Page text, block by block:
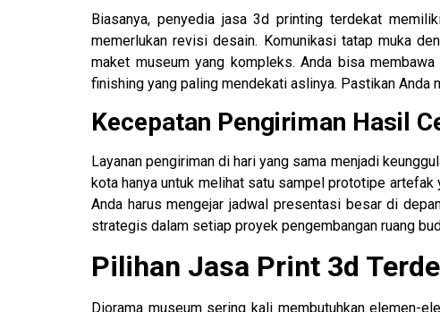
Biasanya, penyedia jasa 3d printing terdekat
memerlukan revisi desain. Komunikasi tatap muka
maket museum yang kompleks. Anda bisa
finishing yang paling mendekati aslinya. Pastikan
Kecepatan Pengiriman Hasil
Layanan pengiriman di hari yang sama menjadi
kota hanya untuk melihat satu sampel prototipe
Anda harus mengejar jadwal presentasi besar di
strategis dalam setiap proyek pengembangan ruang
Pilihan Jasa Print 3d
Diorama museum sering kali membutuhkan elemen-